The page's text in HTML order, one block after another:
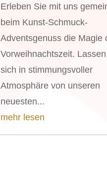
Erleben Sie mit uns
beim Kunst-Schmuck-
Adventsgenuss die Magie
Vorweihnachtszeit.
sich in stimmungsvoller
Atmosphäre von unseren
neuesten...
mehr lesen